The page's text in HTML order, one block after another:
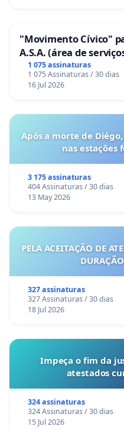
"Movimento Cívico"
A.S.A. (área de
Coimbra
1 075 assinaturas
1 075 Assinaturas / 30 dias
16 Jul 2026
Após a morte de
nas estações
3 175 assinaturas
404 Assinaturas / 30 dias
13 May 2026
PELA ACEITAÇÃO DE
327 assinaturas
327 Assinaturas / 30 dias
18 Jul 2026
Impeça o fim da
atestados
324 assinaturas
324 Assinaturas / 30 dias
15 Jul 2026